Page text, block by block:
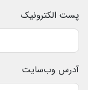
پست الکترونیک
آدرس وب‌سایت